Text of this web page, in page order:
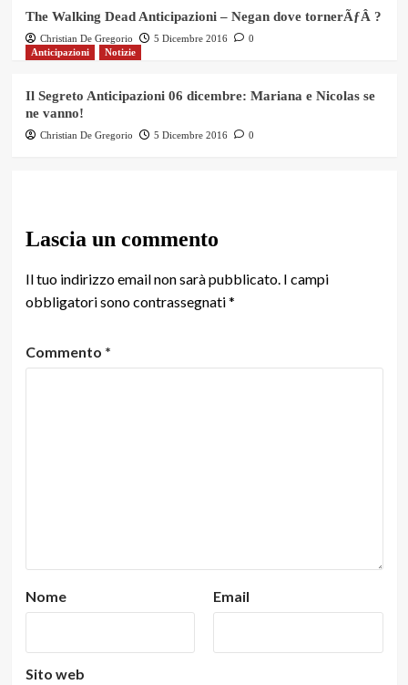
The Walking Dead Anticipazioni – Negan dove tornerÃƒÂ ?
Christian De Gregorio 5 Dicembre 2016
0
Anticipazioni
Notizie
Il Segreto Anticipazioni 06 dicembre: Mariana e Nicolas se
ne vanno!
Christian De Gregorio 5 Dicembre 2016 0
Lascia un commento
Il tuo indirizzo email non sarà pubblicato. I campi
obbligatori sono contrassegnati*
Commento *
Nome Email
Sito web